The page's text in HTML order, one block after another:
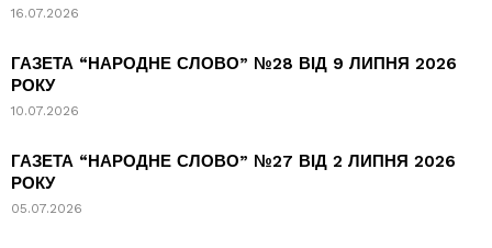
16.07.2026
ГАЗЕТА “НАРОДНЕ СЛОВО” №28 ВІД 9 ЛИПНЯ 2026
РОКУ
10.07.2026
ГАЗЕТА “НАРОДНЕ СЛОВО” №27 ВІД 2 ЛИПНЯ 2026
РОКУ
05.07.2026